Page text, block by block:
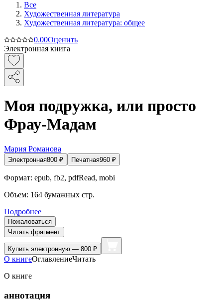
Все
Художественная литература
Художественная литература: общее
0.00Оценить
Электронная книга
Моя подружка, или просто
Фрау-Мадам
Мария Романова
Электронная800 ₽ Печатная960 ₽
Формат: epub, fb2, pdfRead, mobi
Объем: 164 бумажных стр.
Подробнее
Пожаловаться
Читать фрагмент
Купить электронную — 800 ₽
О книгеОглавлениеЧитать
О книге
аннотация